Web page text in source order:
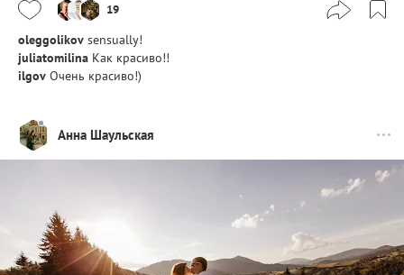
19
oleggolikov sensually!
juliatomilina Как красиво!!
ilgov Очень красиво!)
Анна Шаульская